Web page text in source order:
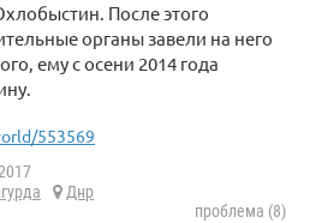
После этого
органы завели на него
ему с осени 2014 года
553569
Днр
проблема (8)